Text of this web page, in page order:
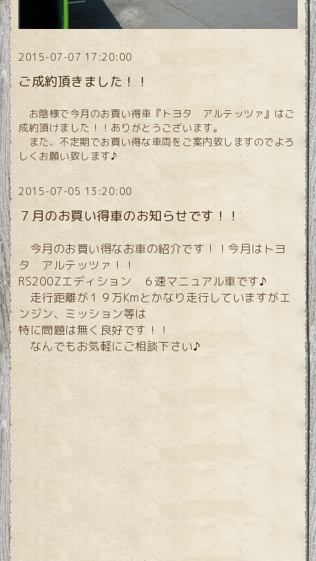
2015-07-07 17:20:00
ご成約頂きました！！
お陰様で今月のお買い得車『トヨタ アルテッツァ』はご
成約頂けました！！ありがとうございます。
また、不定期でお買い得な車両をご案内致しますのでよろ
しくお願い致します♪
2015-07-05 13:20:00
７月のお買い得車のお知らせです！！
今月のお買い得なお車の紹介です！！今月はトヨ
タ アルテッツァ！！
RS200Zエディション ６速マニュアル車です♪
走行距離が１９万Kmとかなり走行していますがエ
ンジン、ミッション等は
特に問題は無く良好です！！
なんでもお気軽にご相談下さい♪